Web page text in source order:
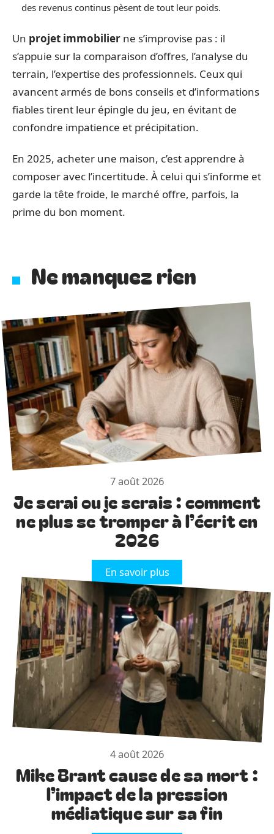
des revenus continus pèsent de tout leur poids.
Un projet immobilier ne s’improvise pas : il
s’appuie sur la comparaison d’offres, l’analyse du
terrain, l’expertise des professionnels. Ceux qui
avancent armés de bons conseils et d’informations
fiables tirent leur épingle du jeu, en évitant de
confondre impatience et précipitation.
En 2025, acheter une maison, c’est apprendre à
composer avec l’incertitude. À celui qui s’informe et
garde la tête froide, le marché offre, parfois, la
prime du bon moment.
Ne manquez rien
7 août 2026
Je serai ou je serais : comment
ne plus se tromper à l’écrit en
2026
En savoir plus
4 août 2026
Mike Brant cause de sa mort :
l’impact de la pression
médiatique sur sa fin